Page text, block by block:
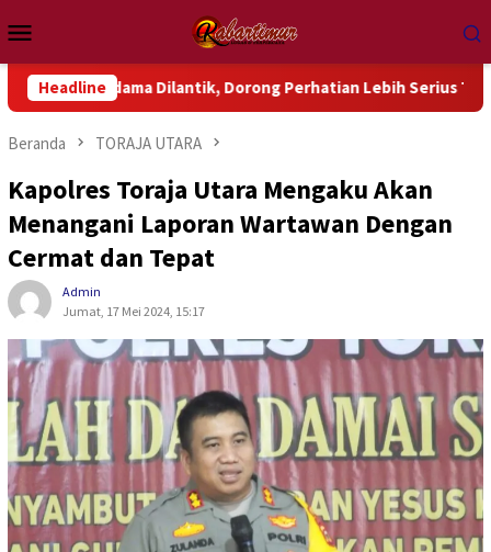
ke
kontenMobile
HeadlineDilantik, Dorong Perhatian Lebih Serius Terhadap Isu
Beranda TORAJA UTARA
Kapolres Toraja Utara Mengaku Akan
Menangani Laporan Wartawan Dengan
Cermat dan Tepat
Admin
Jumat, 17 Mei 2024, 15:17